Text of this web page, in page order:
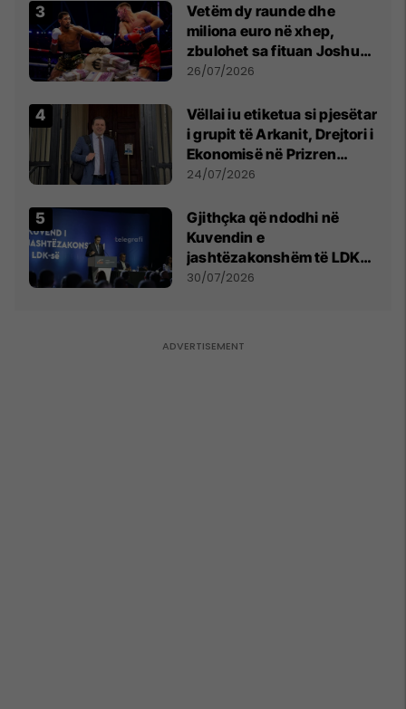
Vetëm dy raunde dhe
miliona euro në xhep,
zbulohet sa fituan Joshua
e Prenga
26/07/2026
Vëllai iu etiketua si pjesëtar
i grupit të Arkanit, Drejtori i
Ekonomisë në Prizren
mohon pretendimet
24/07/2026
Gjithçka që ndodhi në
Kuvendin e
jashtëzakonshëm të LDK-
së
30/07/2026